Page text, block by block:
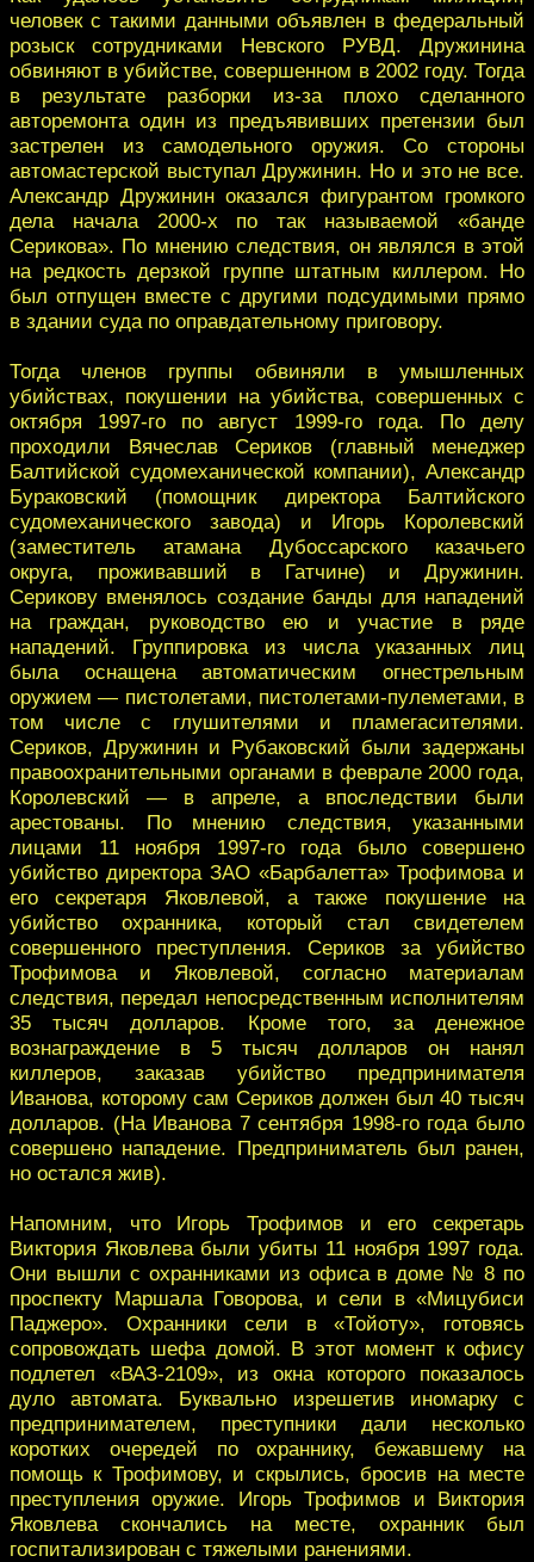
человек с такими данными объявлен в федеральный
розыск сотрудниками Невского РУВД. Дружинина
обвиняют в убийстве, совершенном в 2002 году. Тогда
в результате разборки из-за плохо сделанного
авторемонта один из предъявивших претензии был
застрелен из самодельного оружия. Со стороны
автомастерской выступал Дружинин. Но и это не все.
Александр Дружинин оказался фигурантом громкого
дела начала 2000-х по так называемой «банде
Серикова». По мнению следствия, он являлся в этой
на редкость дерзкой группе штатным киллером. Но
был отпущен вместе с другими подсудимыми прямо
в здании суда по оправдательному приговору.
Тогда членов группы обвиняли в умышленных
убийствах, покушении на убийства, совершенных с
октября 1997-го по август 1999-го года. По делу
проходили Вячеслав Сериков (главный менеджер
Балтийской судомеханической компании), Александр
Бураковский (помощник директора Балтийского
судомеханического завода) и Игорь Королевский
(заместитель атамана Дубоссарского казачьего
округа, проживавший в Гатчине) и Дружинин.
Серикову вменялось создание банды для нападений
на граждан, руководство ею и участие в ряде
нападений. Группировка из числа указанных лиц
была оснащена автоматическим огнестрельным
оружием — пистолетами, пистолетами-пулеметами, в
том числе с глушителями и пламегасителями.
Сериков, Дружинин и Рубаковский были задержаны
правоохранительными органами в феврале 2000 года,
Королевский — в апреле, а впоследствии были
арестованы. По мнению следствия, указанными
лицами 11 ноября 1997-го года было совершено
убийство директора ЗАО «Барбалетта» Трофимова и
его секретаря Яковлевой, а также покушение на
убийство охранника, который стал свидетелем
совершенного преступления. Сериков за убийство
Трофимова и Яковлевой, согласно материалам
следствия, передал непосредственным исполнителям
35 тысяч долларов. Кроме того, за денежное
вознаграждение в 5 тысяч долларов он нанял
киллеров, заказав убийство предпринимателя
Иванова, которому сам Сериков должен был 40 тысяч
долларов. (На Иванова 7 сентября 1998-го года было
совершено нападение. Предприниматель был ранен,
но остался жив).
Напомним, что Игорь Трофимов и его секретарь
Виктория Яковлева были убиты 11 ноября 1997 года.
Они вышли с охранниками из офиса в доме № 8 по
проспекту Маршала Говорова, и сели в «Мицубиси
Паджеро». Охранники сели в «Тойоту», готовясь
сопровождать шефа домой. В этот момент к офису
подлетел «ВАЗ-2109», из окна которого показалось
дуло автомата. Буквально изрешетив иномарку с
предпринимателем, преступники дали несколько
коротких очередей по охраннику, бежавшему на
помощь к Трофимову, и скрылись, бросив на месте
преступления оружие. Игорь Трофимов и Виктория
Яковлева скончались на месте, охранник был
госпитализирован с тяжелыми ранениями.